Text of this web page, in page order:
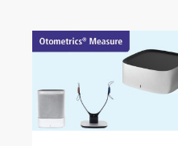
Rechercher:
Annonces emploi